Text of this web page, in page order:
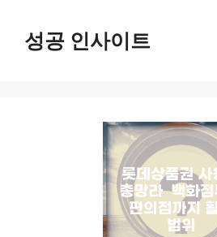
성공 인사이트